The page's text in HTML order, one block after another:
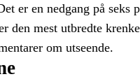
er en nedgang på seks
den mest utbredte
om utseende.